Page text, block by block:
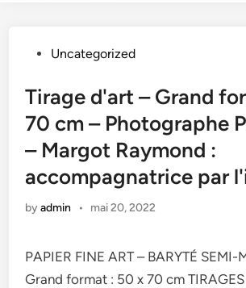
PostedUncategorized
Tirage d'art – Grand
70 cm – Photographe
– Margot Raymond :
accompagnatrice par
byadmin • mai 20, 2022
PAPIER FINE ART – BARYTÉ
Grand format : 50 x 70 cm